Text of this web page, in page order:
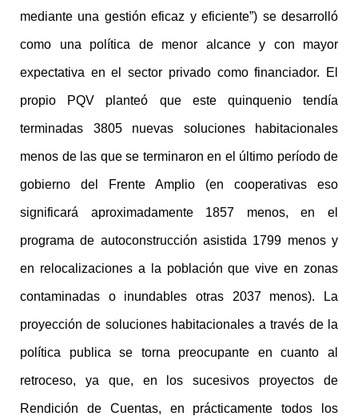
mediante una gestión eficaz y eficiente”) se desarrolló
como una política de menor alcance y con mayor
expectativa en el sector privado como financiador. El
propio PQV planteó que este quinquenio tendía
terminadas 3805 nuevas soluciones habitacionales
menos de las que se terminaron en el último período de
gobierno del Frente Amplio (en cooperativas eso
significará aproximadamente 1857 menos, en el
programa de autoconstrucción asistida 1799 menos y
en relocalizaciones a la población que vive en zonas
contaminadas o inundables otras 2037 menos). La
proyección de soluciones habitacionales a través de la
política publica se torna preocupante en cuanto al
retroceso, ya que, en los sucesivos proyectos de
Rendición de Cuentas, en prácticamente todos los